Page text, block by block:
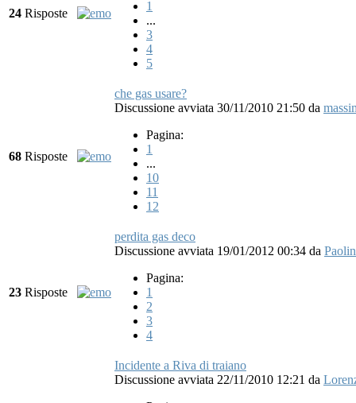
24 Risposte
1
...
3
4
5
68 Risposte
che gas usare?
Discussione avviata 30/11/2010 21:50 da
Pagina:
1
...
10
11
12
23 Risposte
perdita gas deco
Discussione avviata 19/01/2012 00:34 da
Pagina:
1
2
3
4
Incidente a Riva di traiano
Discussione avviata 22/11/2010 12:21 da